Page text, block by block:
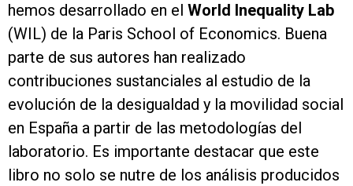
hemos desarrollado en el World Inequality Lab
(WIL) de la Paris School of Economics. Buena
parte de sus autores han realizado
contribuciones sustanciales al estudio de la
evolución de la desigualdad y la movilidad social
en España a partir de las metodologías del
laboratorio. Es importante destacar que este
libro no solo se nutre de los análisis producidos